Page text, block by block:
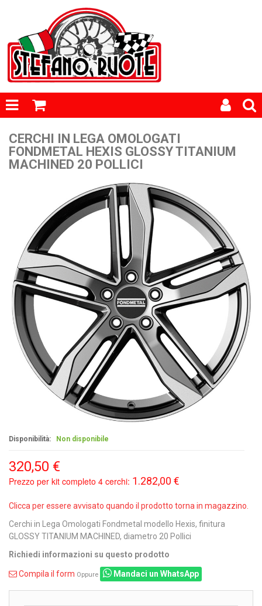
CERCHI IN LEGA OMOLOGATI
FONDMETAL HEXIS GLOSSY TITANIUM
MACHINED 20 POLLICI
Disponibilità: Non disponibile
320,50 €
Prezzo per kit completo 4 cerchi: 1.282,00 €
Clicca per essere avvisato quando il prodotto torna in magazzino.
Cerchi in Lega Omologati Fondmetal modello Hexis, finitura
GLOSSY TITANIUM MACHINED, diametro 20 Pollici
Richiedi informazioni su questo prodotto
Compila il form Oppure Mandaci un WhatsApp